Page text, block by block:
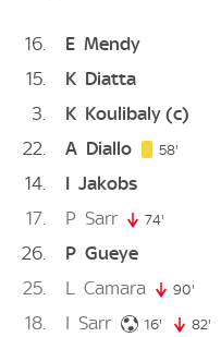
16 E Mendy
15
K Diatta
3
K Koulibaly (c)
22
A Diallo 58'
14 I Jakobs
17
P Sarr 74'
26 P Gueye
25
L Camara 90'
18 I Sarr 16' 16. minute
82'